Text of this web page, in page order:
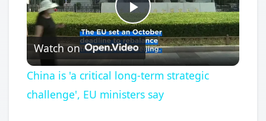
Play
Video
Watch on
China is 'a critical long-term strategic
challenge', EU ministers say